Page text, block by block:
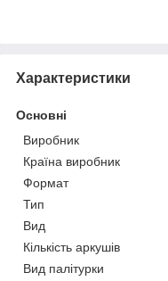
Характеристики
Основні
Виробник
Країна виробник
Формат
Тип
Вид
Кількість аркушів
Вид палітурки